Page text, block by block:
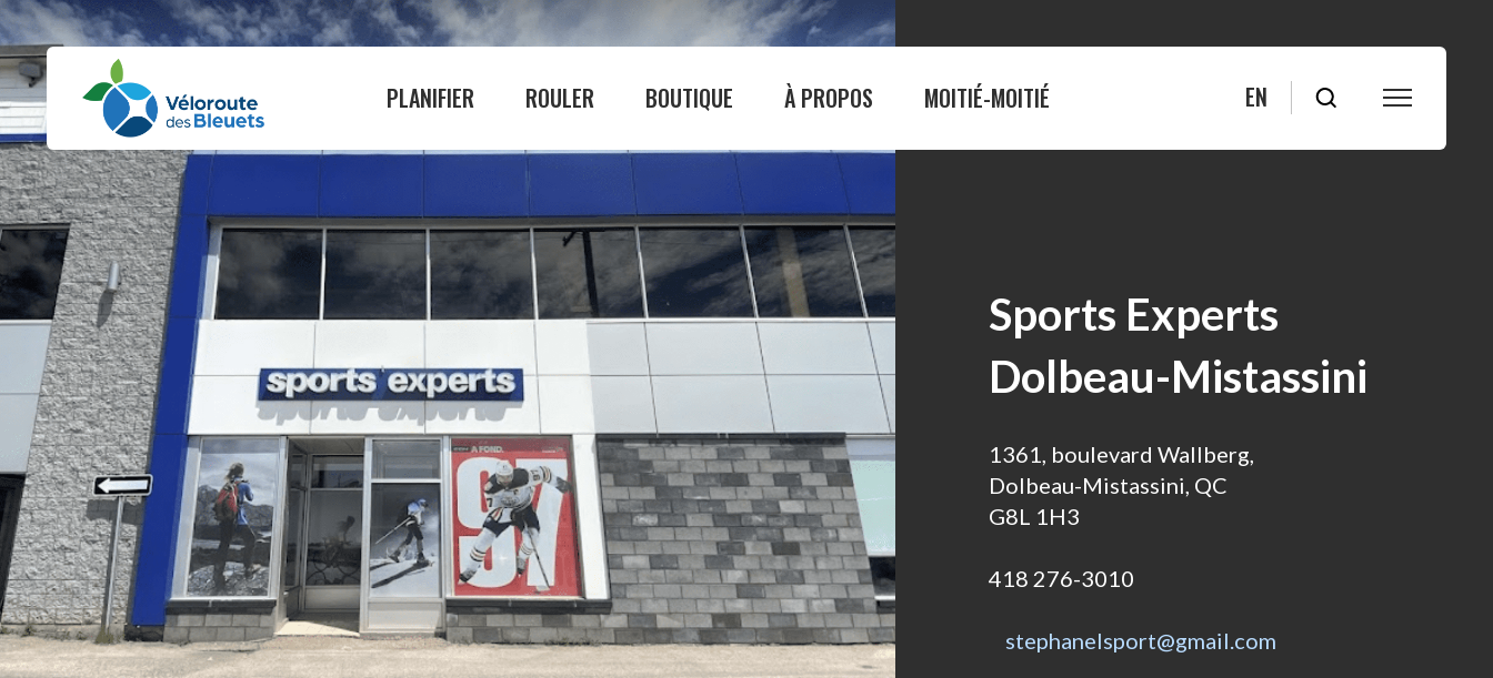
PLANIFIER ROULER BOUTIQUE À PROPOS MOITIÉ-MOITIÉ EN
PLANIFIER
Où dormir
Où manger
Nos services
Infos pratiques
Quand nous visiter
Activités et attraits
Événements
Guide vélo
Itinéraires
Carte interactive
Circuits suggérés
Cartes par municipalité
État du circuit
Tableau des distances
BOUTIQUE
Homme
Femme
La Véloroute des Bleuets
Le circuit cyclable
Consignes et sécurité
Emplois
Notre équipe
Nos ambassadeurs
Galerie photos
MOITIÉ-MOITIÉ
Actualités
Nous joindre
Sports Experts
Dolbeau-Mistassini
1361, boulevard Wallberg,
Dolbeau-Mistassini, QC
G8L 1H3
418 276-3010
stephanelsport@gmail.com